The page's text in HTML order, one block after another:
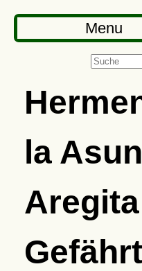
Menu
la